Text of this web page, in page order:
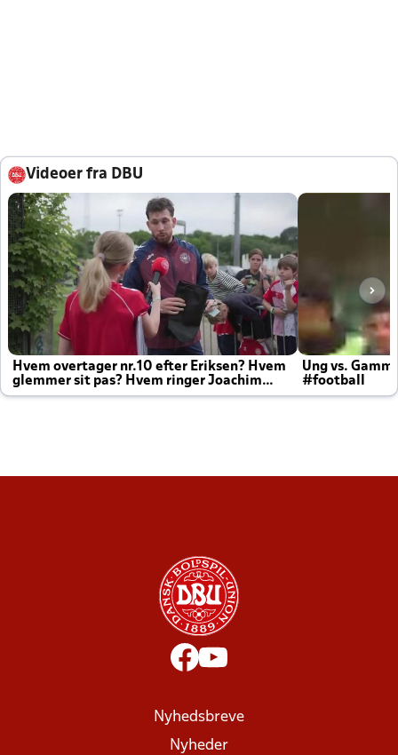
Videoer fra DBU
Hvem overtager nr.10 efter Eriksen? Hvem
glemmer sit pas? Hvem ringer Joachim
altid til efter kampe?
Ung vs.
#football
Nyhedsbreve
Nyheder